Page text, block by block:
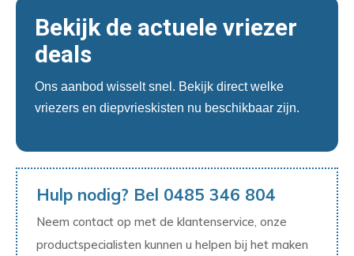
Bekijk de actuele vriezer
deals
Ons aanbod wisselt snel. Bekijk direct welke
vriezers en diepvrieskisten nu beschikbaar zijn.
Hulp nodig? Bel 0485 346 804
Neem contact op met de klantenservice, onze
productspecialisten kunnen u helpen bij het maken